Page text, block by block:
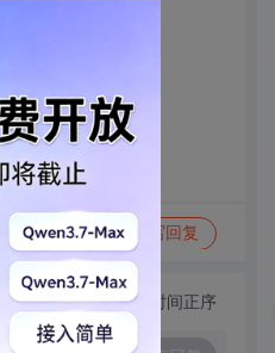
写回复
切换为时间正序